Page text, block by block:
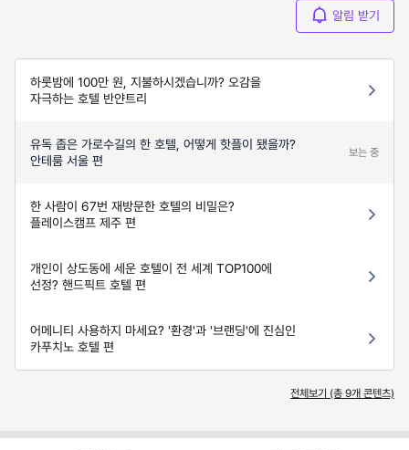
알림 받기
하룻밤에 100만 원, 지불하시겠습니까? 오감을
자극하는 호텔 반얀트리
유독 좁은 가로수길의 한 호텔, 어떻게 핫플이 됐을까?
안테룸 서울 편
보는 중
한 사람이 67번 재방문한 호텔의 비밀은?
플레이스캠프 제주 편
개인이 상도동에 세운 호텔이 전 세계 TOP100에
선정? 핸드픽트 호텔 편
어메니티 사용하지 마세요? '환경'과 '브랜딩'에 진심인
카푸치노 호텔 편
전체보기 (총 9개 콘텐츠)